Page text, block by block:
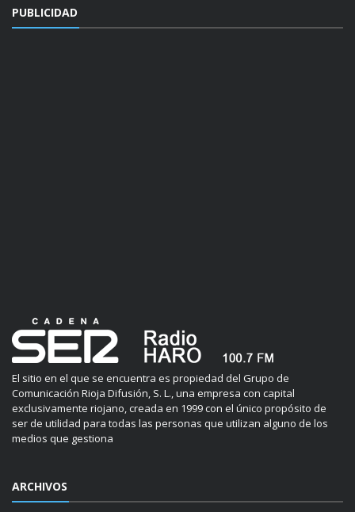
PUBLICIDAD
El sitio en el que se encuentra es propiedad del Grupo de
Comunicación Rioja Difusión, S. L., una empresa con capital
exclusivamente riojano, creada en 1999 con el único propósito de
ser de utilidad para todas las personas que utilizan alguno de los
medios que gestiona
ARCHIVOS